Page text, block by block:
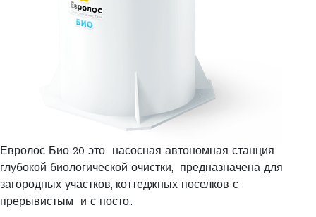
Евролос Био 20 это насосная автономная станция
глубокой биологической очистки, предназначена для
загородных участков, коттеджных поселков с
прерывистым и с посто..